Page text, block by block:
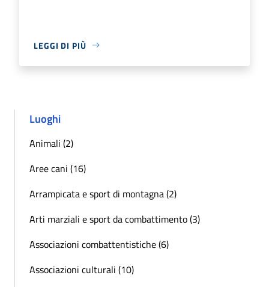
LEGGI DI PIÙ
Luoghi
Animali (2)
Aree cani (16)
Arrampicata e sport di montagna (2)
Arti marziali e sport da combattimento (3)
Associazioni combattentistiche (6)
Associazioni culturali (10)